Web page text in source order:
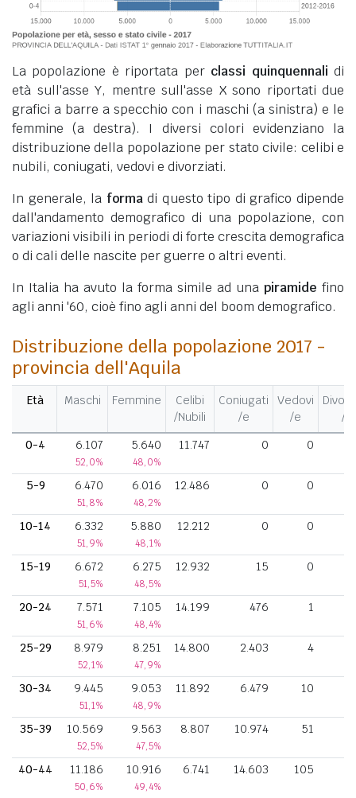
La popolazione è riportata per classi quinquennali di
età sull'asse Y, mentre sull'asse X sono riportati due
grafici a barre a specchio con i maschi (a sinistra) e le
femmine (a destra). I diversi colori evidenziano la
distribuzione della popolazione per stato civile: celibi e
nubili, coniugati, vedovi e divorziati.
In generale, la formadi questo tipo di grafico dipende
dall'andamento demografico di una popolazione, con
variazioni visibili in periodi di forte crescita demografica
o di cali delle nascite per guerre o altri eventi.
In Italia ha avuto la forma simile ad una piramide fino
agli anni '60, cioè fino agli anni del boom demografico.
Distribuzione della popolazione 2017 -
provincia dell'Aquila
Età Maschi Femmine
Celibi
/Nubili
Coniugati
/e
Vedovi
/e
/e
0-4
6.107
52,0%
5.640
48,0%
11.747 0 0
5-9 6.470
51,8%
6.016
48,2%
12.486 0 0
10-14 6.332
51,9%
5.880
48,1%
12.212 0 0
15-19 6.672
51,5%
6.275
48,5%
12.932 15 0
20-24 7.571
51,6%
7.105
48,4%
14.199 476 1
25-29 8.979
52,1%
8.251
47,9%
14.800 2.403 4
30-34 9.445
51,1%
9.053
48,9%
11.892 6.479 10
35-39 10.569
52,5%
9.563
47,5%
8.807 10.974 51
40-44 11.186
50,6%
10.916
49,4%
6.741 14.603 105